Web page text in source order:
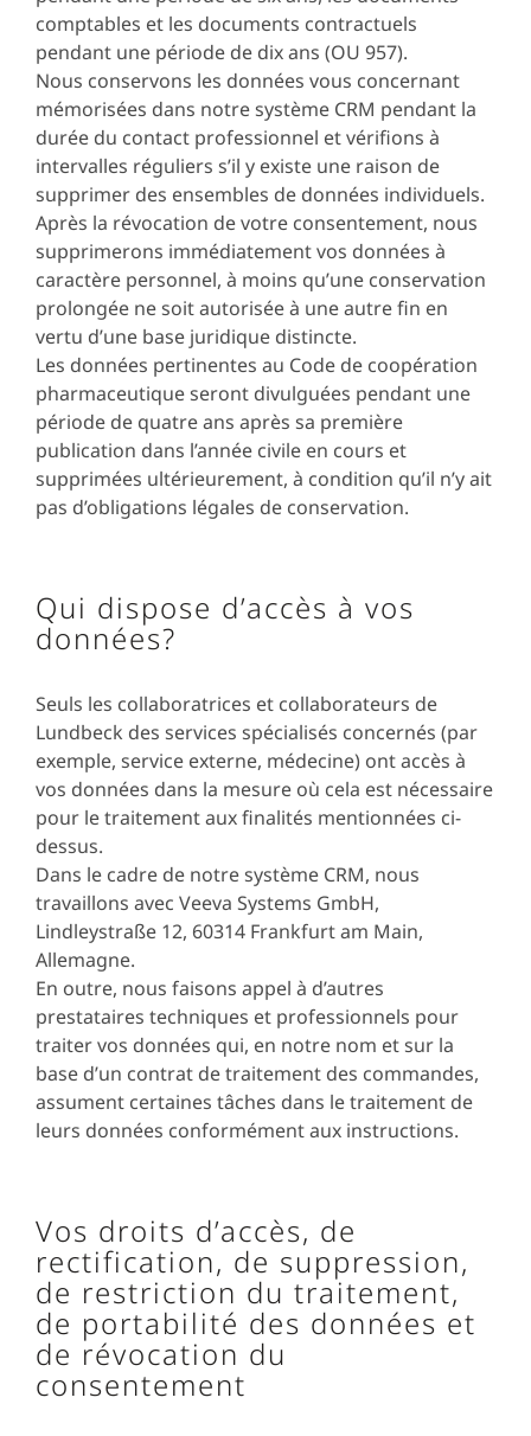
comptables et les documents contractuels
pendant une période de dix ans (OU 957).
Nous conservons les données vous concernant
mémorisées dans notre système CRM pendant la
durée du contact professionnel et vérifions à
intervalles réguliers s’il y existe une raison de
supprimer des ensembles de données individuels.
Après la révocation de votre consentement, nous
supprimerons immédiatement vos données à
caractère personnel, à moins qu’une conservation
prolongée ne soit autorisée à une autre fin en
vertu d’une base juridique distincte.
Les données pertinentes au Code de coopération
pharmaceutique seront divulguées pendant une
période de quatre ans après sa première
publication dans l’année civile en cours et
supprimées ultérieurement, à condition qu’il n’y ait
pas d’obligations légales de conservation.
Qui dispose d’accès à vos
données?
Seuls les collaboratrices et collaborateurs de
Lundbeck des services spécialisés concernés (par
exemple, service externe, médecine) ont accès à
vos données dans la mesure où cela est nécessaire
pour le traitement aux finalités mentionnées ci-
dessus.
Dans le cadre de notre système CRM, nous
travaillons avec Veeva Systems GmbH,
Lindleystraße 12, 60314 Frankfurt am Main,
Allemagne.
En outre, nous faisons appel à d’autres
prestataires techniques et professionnels pour
traiter vos données qui, en notre nom et sur la
base d’un contrat de traitement des commandes,
assument certaines tâches dans le traitement de
leurs données conformément aux instructions.
Vos droits d’accès, de
rectification, de suppression,
de restriction du traitement,
de portabilité des données et
de révocation du
consentement